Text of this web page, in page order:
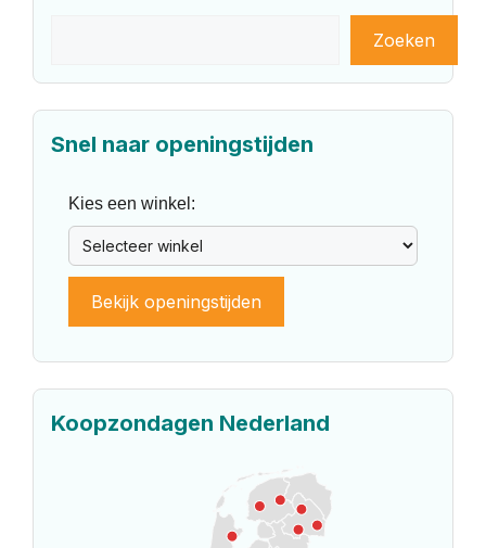
Zoeken
Snel naar openingstijden
Kies een winkel:
Bekijk openingstijden
Koopzondagen Nederland